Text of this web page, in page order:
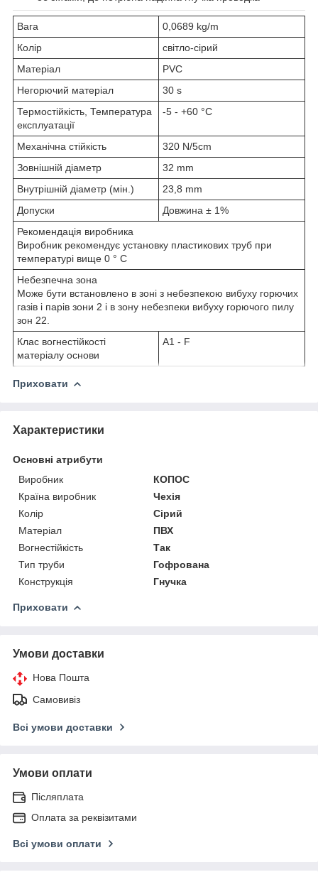
Вага
0,0689 kg/m
Колір
світло-сірий
Матеріал
PVC
Негорючий матеріал
30 s
Термостійкість, Температура
експлуатації
-5 - +60 °C
Механічна стійкість
320 N/5cm
Зовнішній діаметр
32 mm
Внутрішній діаметр (мін.)
23,8 mm
Допуски
Довжина ± 1%
Рекомендація виробника
Виробник рекомендує установку пластикових труб при
температурі вище 0 ° С
Небезпечна зона
Може бути встановлено в зоні з небезпекою вибуху горючих
газів і парів зони 2 і в зону небезпеки вибуху горючого пилу
зон 22.
Клас вогнестійкості
матеріалу основи
A1 - F
Приховати
Характеристики
Основні атрибути
Виробник
КОПОС
Країна виробник
Чехія
Колір
Сірий
Матеріал
ПВХ
Вогнестійкість
Так
Тип труби
Гофрована
Конструкція
Гнучка
Приховати
Умови доставки
Нова Пошта
Самовивіз
Всі умови доставки
Умови оплати
Післяплата
Оплата за реквізитами
Всі умови оплати